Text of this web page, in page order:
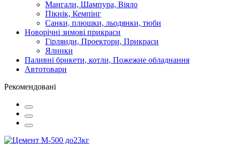
Мангали, Шампура, Віяло
Пікнік, Кемпінг
Санки, плюшки, льодянки, тюби
Новорічні зимові прикраси
Гірлянди, Проектори, Прикраси
Ялинки
Паливні брикети, котли, Пожежне обладнання
Автотовари
Рекомендовані